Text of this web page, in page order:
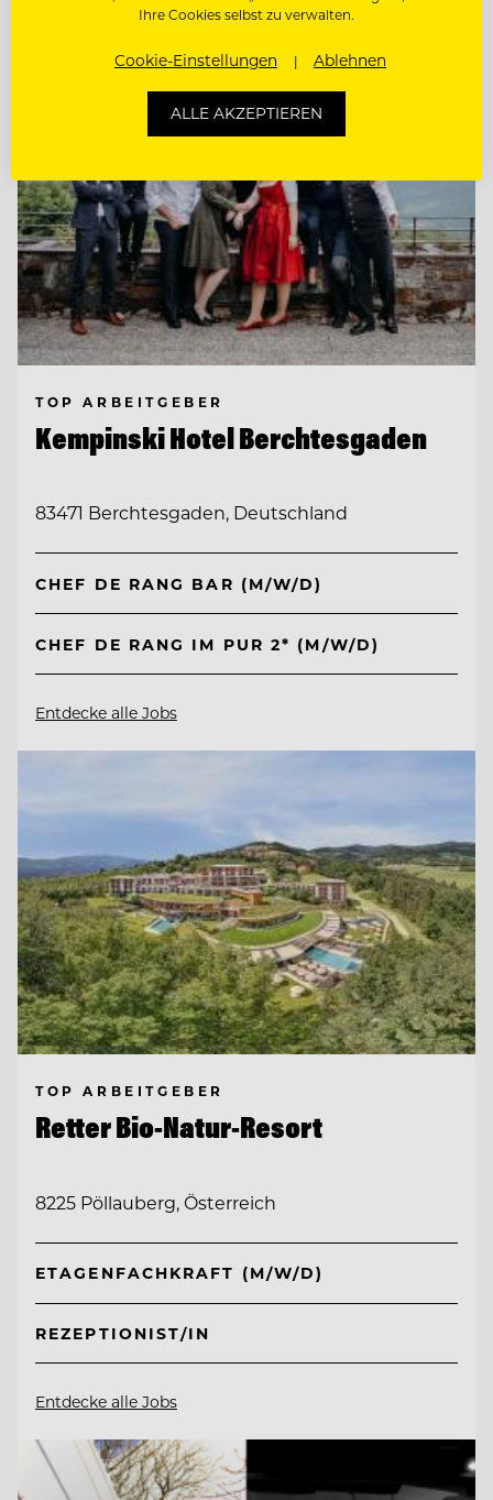
Entdecke alle Jobs
TOP ARBEITGEBER
Kempinski Hotel Berchtesgaden
83471 Berchtesgaden, Deutschland
CHEF DE RANG BAR (M/W/D)
CHEF DE RANG IM PUR 2* (M/W/D)
Entdecke alle Jobs
TOP ARBEITGEBER
Retter Bio-Natur-Resort
8225 Pöllauberg, Österreich
ETAGENFACHKRAFT (M/W/D)
REZEPTIONIST/IN
Entdecke alle Jobs
Ihre Cookies selbst zu verwalten.
Cookie-Einstellungen Ablehnen
ALLE AKZEPTIEREN